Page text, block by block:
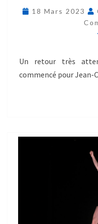
18 Mars 2023
Un retour très
commencé pour Jean-